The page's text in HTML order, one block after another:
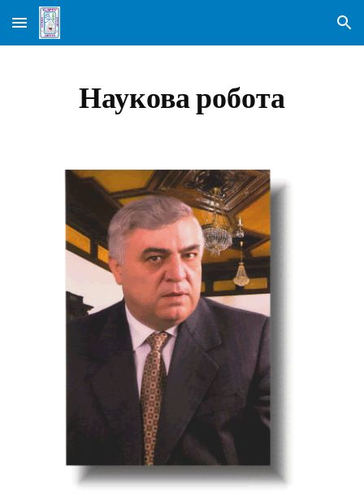
Skip to main content Skip to navigation
Наукова робота